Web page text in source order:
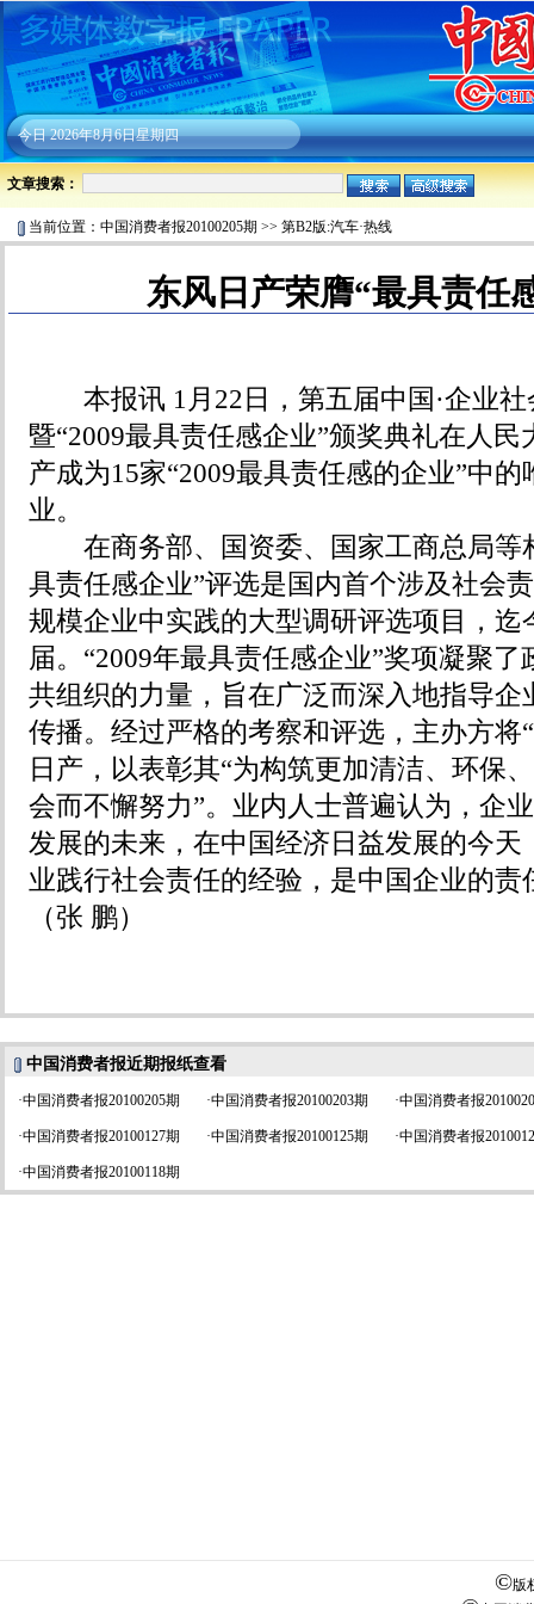
今日2026年8月6日星期四
文章搜索：
当前位置： 中国消费者报20100205期 >> 第B2版:汽车·热线
东风日产荣膺“最具责任
本报讯 1月22日，第五届中国·企业社
暨“2009最具责任感企业”颁奖典礼在人
产成为15家“2009最具责任感的企业”中
业。
在商务部、国资委、国家工商总局等
具责任感企业”评选是国内首个涉及社会
规模企业中实践的大型调研评选项目，迄
届。“2009年最具责任感企业”奖项凝聚
共组织的力量，旨在广泛而深入地指导企
传播。经过严格的考察和评选，主办方将
日产，以表彰其“为构筑更加清洁、环保
会而不懈努力”。业内人士普遍认为，企
发展的未来，在中国经济日益发展的今天
业践行社会责任的经验，是中国企业的责
（张 鹏）
中国消费者报近期报纸查看
·中国消费者报20100205期 ·中国消费者报20100203期 ·中国消费者报
·中国消费者报20100127期 ·中国消费者报20100125期 ·中国消费者报
·中国消费者报20100118期
©版